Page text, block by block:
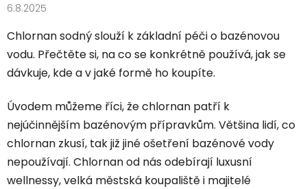
6.8.2025
Chlornan sodný slouží k základní péči o bazénovou
vodu. Přečtěte si, na co se konkrétně používá, jak se
dávkuje, kde a v jaké formě ho koupíte.
Úvodem můžeme říci, že chlornan patří k
nejúčinnějším bazénovým přípravkům. Většina lidí, co
chlornan zkusí, tak již jiné ošetření bazénové vody
nepoužívají. Chlornan od nás odebírají luxusní
wellnessy, velká městská koupaliště i majitelé